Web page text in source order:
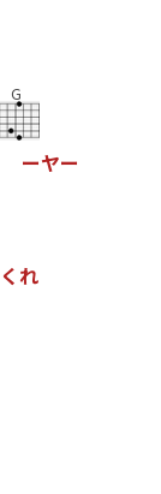
G
ーヤー
く れ